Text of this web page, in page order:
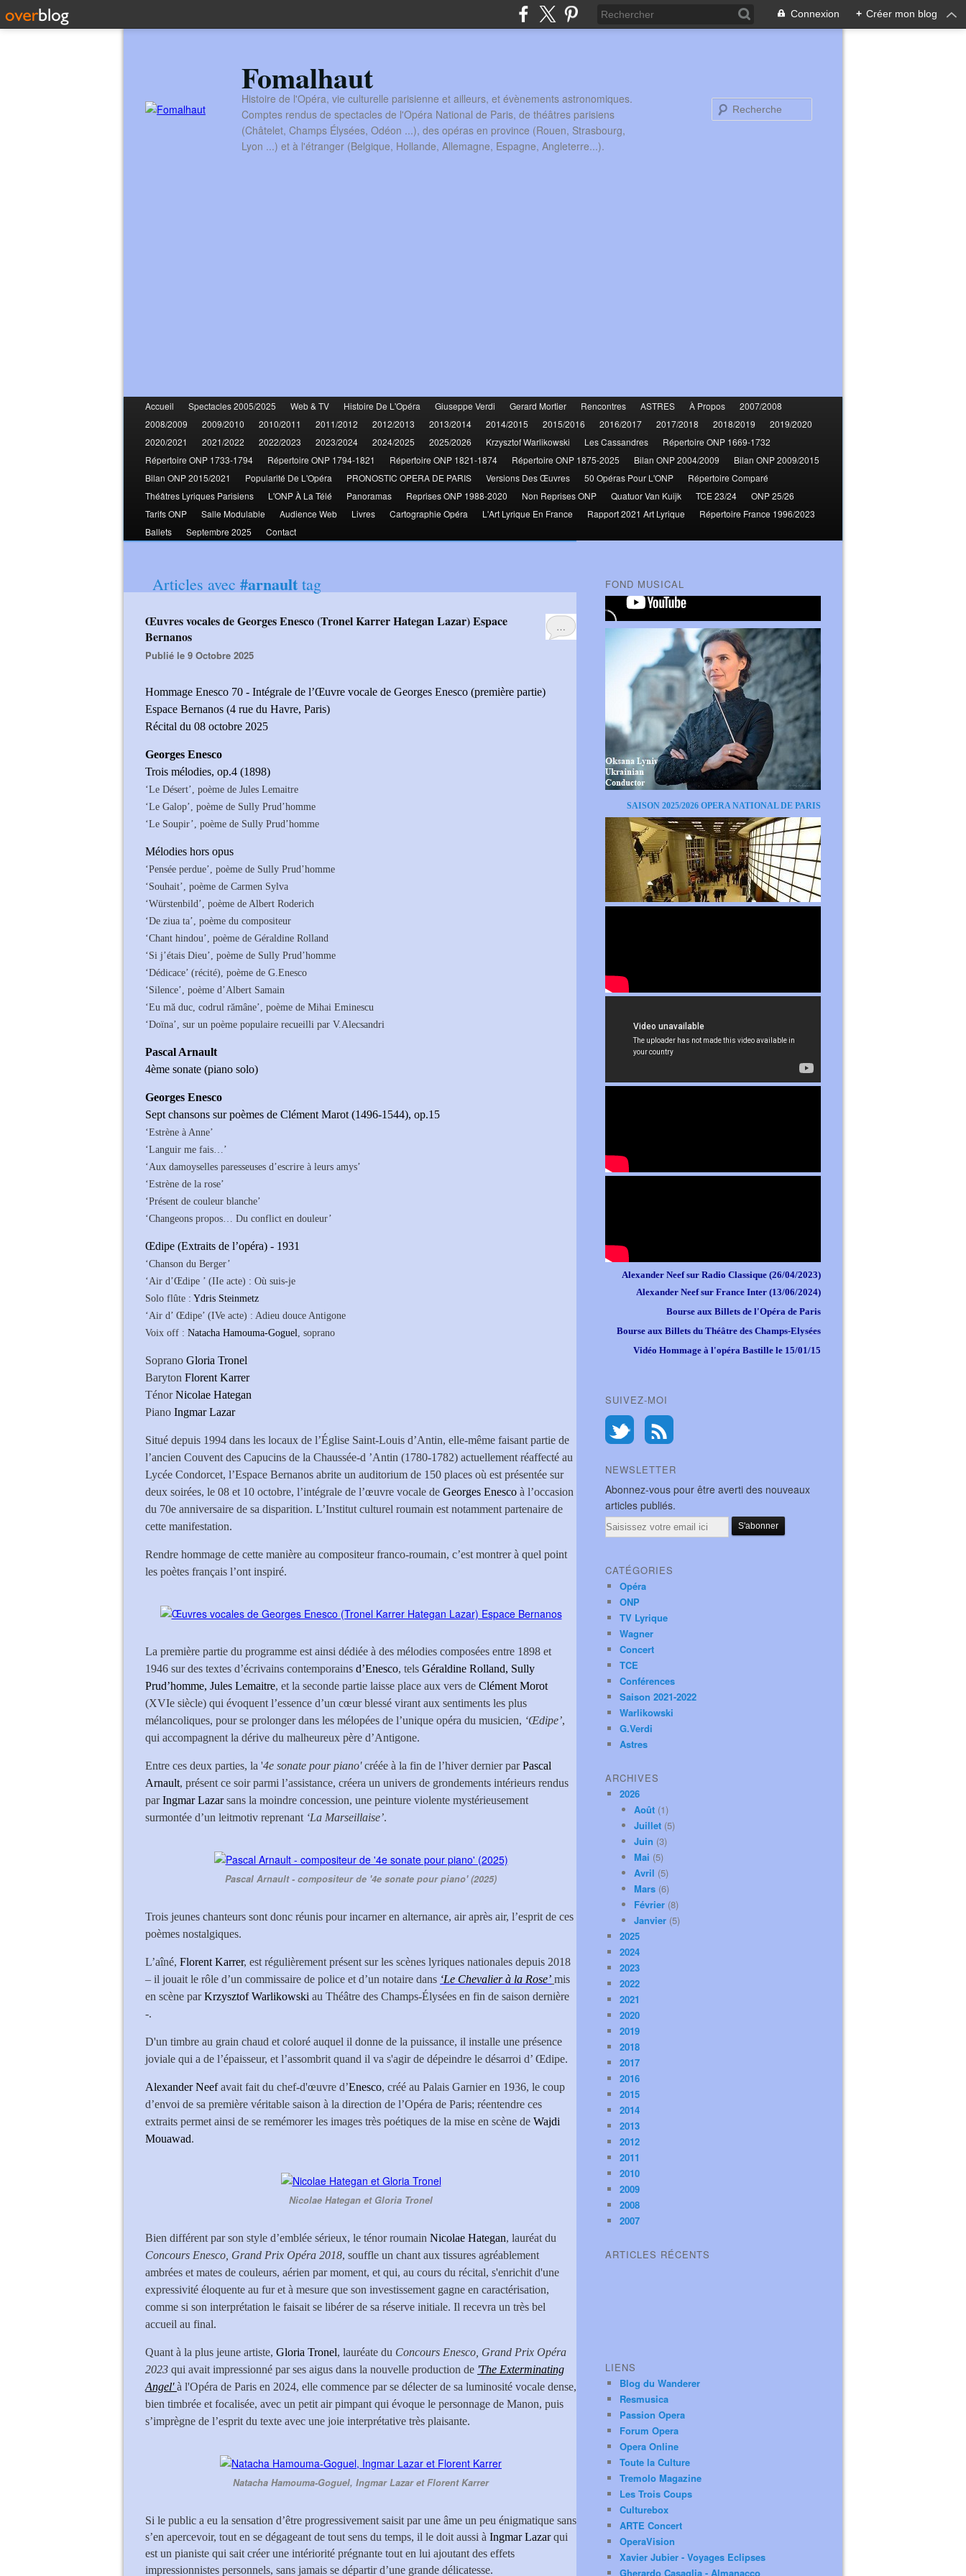
Connexion + Créer mon blog
Fomalhaut
Histoire de l'Opéra, vie culturelle parisienne et ailleurs, et évènements astronomiques.
Comptes rendus de spectacles de l'Opéra National de Paris, de théâtres parisiens
(Châtelet, Champs Élysées, Odéon ...), des opéras en province (Rouen, Strasbourg,
Lyon ...) et à l'étranger (Belgique, Hollande, Allemagne, Espagne, Angleterre...).
Accueil Spectacles 2005/2025 Web & TV Histoire De L'Opéra Giuseppe Verdi Gerard Mortier Rencontres ASTRES À Propos
2007/2008
2008/2009
2009/2010 2010/2011 2011/2012 2012/2013 2013/2014 2014/2015 2015/2016 2016/2017 2017/2018 2018/2019
2019/2020
2020/2021
2021/2022 2022/2023 2023/2024 2024/2025 2025/2026 Krzysztof Warlikowski Les Cassandres
Répertoire ONP 1669-1732
Répertoire ONP 1733-1794
Répertoire ONP 1794-1821 Répertoire ONP 1821-1874 Répertoire ONP 1875-2025 Bilan ONP 2004/2009
Bilan ONP 2009/2015
Bilan ONP 2015/2021
Popularité De L'Opéra PRONOSTIC OPERA DE PARIS Versions Des Œuvres 50 Opéras Pour L'ONP
Répertoire Comparé
Théâtres Lyriques Parisiens
L'ONP À La Télé Panoramas Reprises ONP 1988-2020 Non Reprises ONP Quatuor Van Kuijk TCE 23/24
ONP 25/26
Tarifs ONP
Salle Modulable Audience Web Livres Cartographie Opéra L'Art Lyrique En France Rapport 2021 Art Lyrique
Répertoire France 1996/2023
Ballets
Septembre 2025 Contact
Articles avec #arnault tag
…
Œuvres vocales de Georges Enesco (Tronel Karrer Hategan Lazar) Espace
Bernanos
Publié le 9 Octobre 2025
Hommage Enesco 70 - Intégrale de l’Œuvre vocale de Georges Enesco (première partie)
Espace Bernanos (4 rue du Havre, Paris)
Récital du 08 octobre 2025
Georges Enesco
Trois mélodies, op.4 (1898)
‘Le Désert’, poème de Jules Lemaitre
‘Le Galop’, poème de Sully Prud’homme
‘Le Soupir’, poème de Sully Prud’homme
Mélodies hors opus
‘Pensée perdue’, poème de Sully Prud’homme
‘Souhait’, poème de Carmen Sylva
‘Würstenbild’, poème de Albert Roderich
‘De ziua ta’, poème du compositeur
‘Chant hindou’, poème de Géraldine Rolland
‘Si j’étais Dieu’, poème de Sully Prud’homme
‘Dédicace’ (récité), poème de G.Enesco
‘Silence’, poème d’Albert Samain
‘Eu mă duc, codrul rămâne’, poème de Mihai Eminescu
‘Doïna’, sur un poème populaire recueilli par V.Alecsandri
Pascal Arnault
4ème sonate (piano solo)
Georges Enesco
Sept chansons sur poèmes de Clément Marot (1496-1544), op.15
‘Estrène à Anne’
‘Languir me fais…’
‘Aux damoyselles paresseuses d’escrire à leurs amys’
‘Estrène de la rose’
‘Présent de couleur blanche’
‘Changeons propos… Du conflict en douleur’
Œdipe (Extraits de l’opéra) - 1931
‘Chanson du Berger’
‘Air d’Œdipe ’ (IIe acte) : Où suis-je
Solo flûte : Ydris Steinmetz
‘Air d’ Œdipe’ (IVe acte) : Adieu douce Antigone
Voix off : Natacha Hamouma-Goguel, soprano
Soprano Gloria Tronel
Baryton Florent Karrer
TénorNicolae Hategan
Piano Ingmar Lazar
Situé depuis 1994 dans les locaux de l’Église Saint-Louis d’Antin, elle-même faisant partie de
l’ancien Couvent des Capucins de la Chaussée-d ’Antin (1780-1782) actuellement réaffecté au
Lycée Condorcet, l’Espace Bernanos abrite un auditorium de 150 places où est présentée sur
deux soirées, le 08 et 10 octobre, l’intégrale de l’œuvre vocale de Georges Enesco à l’occasion
du 70e anniversaire de sa disparition. L’Institut culturel roumain est notamment partenaire de
cette manifestation.
Rendre hommage de cette manière au compositeur franco-roumain, c’est montrer à quel point
les poètes français l’ont inspiré.
La première partie du programme est ainsi dédiée à des mélodies composées entre 1898 et
1946 sur des textes d’écrivains contemporains d’Enesco, tels Géraldine Rolland, Sully
Prud’homme, Jules Lemaitre, et la seconde partie laisse place aux vers de Clément Morot
(XVIe siècle) qui évoquent l’essence d’un cœur blessé virant aux sentiments les plus
mélancoliques, pour se prolonger dans les mélopées de l’unique opéra du musicien, ‘Œdipe’,
qui accompagnent la dérive du malheureux père d’Antigone.
Entre ces deux parties, la '4e sonate pour piano'créée à la fin de l’hiver dernier parPascal
Arnault, présent ce soir parmi l’assistance, créera un univers de grondements intérieurs rendus
parIngmar Lazarsans la moindre concession, une peinture violente mystérieusement
surmontée d’un leitmotiv reprenant ‘La Marseillaise’.
Pascal Arnault - compositeur de '4e sonate pour piano' (2025)
Trois jeunes chanteurs sont donc réunis pour incarner en alternance, air après air, l’esprit de ces
poèmes nostalgiques.
L’aîné, Florent Karrer, est régulièrement présent sur les scènes lyriques nationales depuis 2018
– il jouait le rôle d’un commissaire de police et d’un notaire dans ‘Le Chevalier à la Rose’ mis
en scène parKrzysztof Warlikowski au Théâtre des Champs-Élysées en fin de saison dernière
-.
D'un timbre au grain chaud et coloré auquel il donne de la puissance, il installe une présence
joviale qui a de l’épaisseur, et l’assombrit quand il va s'agir de dépeindre le désarroi d’ Œdipe.
Alexander Neefavait fait du chef-d'œuvre d’Enesco, créé au Palais Garnier en 1936, le coup
d’envoi de sa première véritable saison à la direction de l’Opéra de Paris; réentendre ces
extraits permet ainsi de se remémorer les images très poétiques de la mise en scène de Wajdi
Mouawad.
Nicolae Hategan et Gloria Tronel
Bien différent par son style d’emblée sérieux, le ténor roumain Nicolae Hategan, lauréat du
Concours Enesco, Grand Prix Opéra 2018, souffle un chant aux tissures agréablement
ambrées et mates de couleurs, aérien par moment, et qui, au cours du récital, s'enrichit d'une
expressivité éloquente au fur et à mesure que son investissement gagne en caractérisation,
comme si son interprétation le faisait se libérer de sa réserve initiale. Il recevra un très bel
accueil au final.
Quant à la plus jeune artiste, Gloria Tronel, lauréate du Concours Enesco, Grand Prix Opéra
2023 qui avait impressionné par ses aigus dans la nouvelle production de 'The Exterminating
Angel'à l'Opéra de Paris en 2024, elle commence par se délecter de sa luminosité vocale dense,
bien timbrée et focalisée, avec un petit air pimpant qui évoque le personnage de Manon, puis
s’imprègne de l’esprit du texte avec une joie interprétative très plaisante.
Natacha Hamouma-Goguel, Ingmar Lazar et Florent Karrer
Si le public a eu la sensation d’être progressivement saisit par une âme un peu énigmatique sans
s’en apercevoir, tout en se dégageant de tout sens du temps, il le doit aussi à Ingmar Lazarqui
est un pianiste qui sait créer une intériorité prégnante tout en lui ajoutant des effets
impressionnistes personnels, sans jamais se départir d’une grande délicatesse.
FOND MUSICAL
SAISON 2025/2026 OPERA NATIONAL DE PARIS
Alexander Neef sur Radio Classique (26/04/2023)
Alexander Neef sur France Inter (13/06/2024)
Bourse aux Billets de l'Opéra de Paris
Bourse aux Billets du Théâtre des Champs-Elysées
Vidéo Hommage à l'opéra Bastille le 15/01/15
SUIVEZ-MOI
NEWSLETTER
Abonnez-vous pour être averti des nouveaux
articles publiés.
Email
CATÉGORIES
Opéra
ONP
TV Lyrique
Wagner
Concert
TCE
Conférences
Saison 2021-2022
Warlikowski
G.Verdi
Astres
ARCHIVES
2026
Août (1)
Juillet (5)
Juin (3)
Mai (5)
Avril (5)
Mars (6)
Février (8)
Janvier (5)
2025
2024
2023
2022
2021
2020
2019
2018
2017
2016
2015
2014
2013
2012
2011
2010
2009
2008
2007
ARTICLES RÉCENTS
LIENS
Blog du Wanderer
Resmusica
Passion Opera
Forum Opera
Opera Online
Toute la Culture
Tremolo Magazine
Les Trois Coups
Culturebox
ARTE Concert
OperaVision
Xavier Jubier - Voyages Eclipses
Gherardo Casaglia - Almanacco